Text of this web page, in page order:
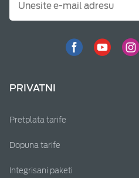
PRIVATNI
Pretplata tarife
Dopuna tarife
Integrisani paketi